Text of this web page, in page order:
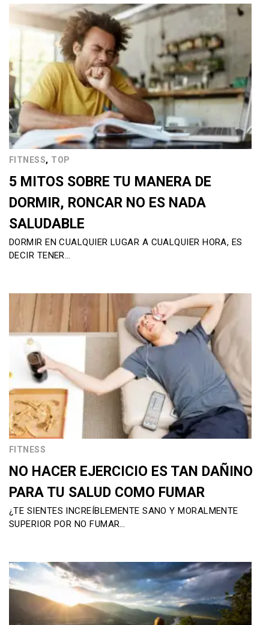
FITNESS, TOP
5 MITOS SOBRE TU MANERA DE
DORMIR, RONCAR NO ES NADA
SALUDABLE
DORMIR EN CUALQUIER LUGAR A CUALQUIER HORA, ES
DECIR TENER…
FITNESS
NO HACER EJERCICIO ES TAN DAÑINO
PARA TU SALUD COMO FUMAR
¿TE SIENTES INCREÍBLEMENTE SANO Y MORALMENTE
SUPERIOR POR NO FUMAR…